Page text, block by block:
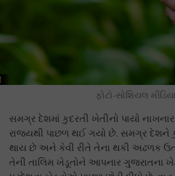
ફોટો-સોશિયલ મીડિયા
સમગ્ર દેશમાં કુદરતી ખેતીનો પાયો
રાજ્યથી પાછળ થઈ ગયો છે. સમગ્ર દેશને
થાય છે અને કેવી રીતે તેના થકી અઢળક
તેની તાલિમ ખેડૂતોને આપનાર ગુજરાતના